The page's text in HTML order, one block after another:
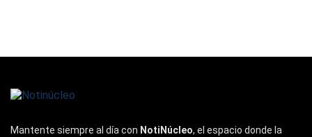
Mantente siempre al día con NotiNúcleo, el espacio donde la